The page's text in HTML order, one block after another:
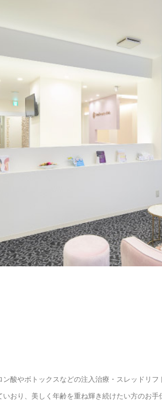
酸やボトックスなどの注入治療・スレッドリフ
いおり、美しく年齢を重ね輝き続けたい方のお